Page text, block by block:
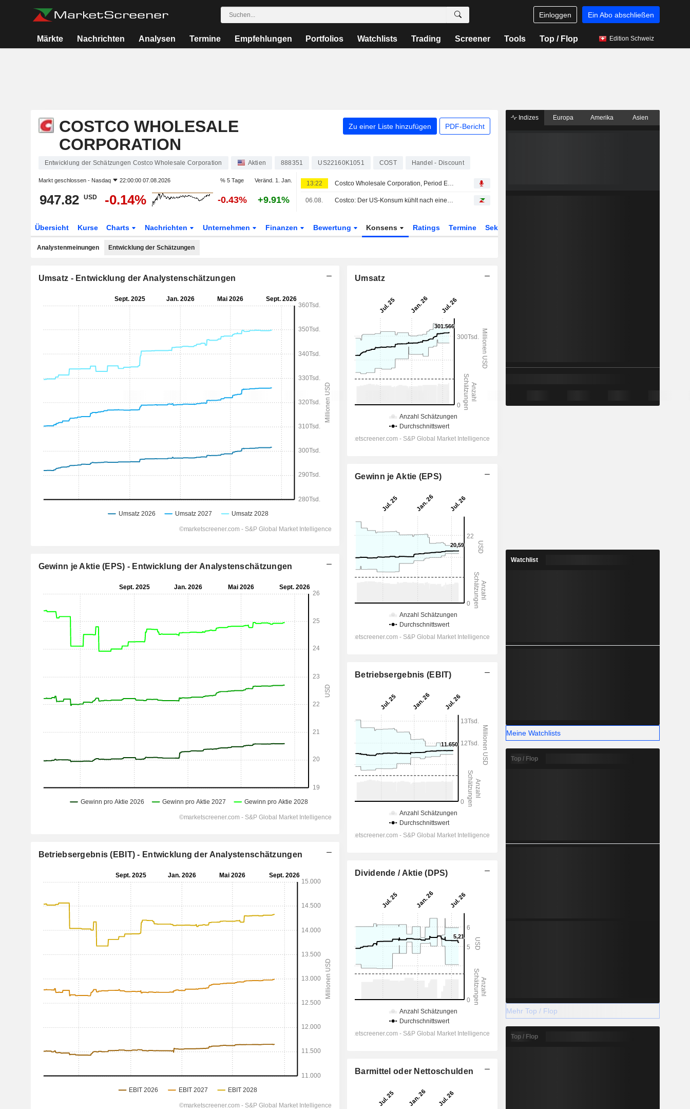
Einloggen Ein Abo abschließen
Märkte Nachrichten Analysen Termine Empfehlungen Portfolios Watchlists Trading Screener Tools Top / Flop Edition Schweiz
COSTCO WHOLESALE
CORPORATION
Zu einer Liste hinzufügen PDF-Bericht
Entwicklung der Schätzungen Costco Wholesale Corporation Aktien 888351 US22160K1051 COST Handel - Discount
Markt geschlossen - Nasdaq 22:00:00 07.08.2026 % 5 Tage Veränd. 1. Jan.
947.82 USD -0.14% -0.43% +9.91%
13:22 Costco Wholesale Corporation, Period Ending Aug 02, 2026 Pre Recorded Sales/ Trading Statement Call, Aug 05, 2026
06.08. Costco: Der US-Konsum kühlt nach einem sehr dynamischen Frühjahr ab
Übersicht Kurse Charts Nachrichten Unternehmen Finanzen Bewertung Konsens Ratings Termine Sektor
Analystenmeinungen Entwicklung der Schätzungen
Umsatz - Entwicklung der Analystenschätzungen
Gewinn je Aktie (EPS) - Entwicklung der Analystenschätzungen
Betriebsergebnis (EBIT) - Entwicklung der Analystenschätzungen
Umsatz
Gewinn je Aktie (EPS)
Betriebsergebnis (EBIT)
Dividende / Aktie (DPS)
Barmittel oder Nettoschulden
Indizes Europa Amerika Asien
Watchlist
Meine Watchlists
Top / Flop
Mehr Top / Flop
Top / Flop